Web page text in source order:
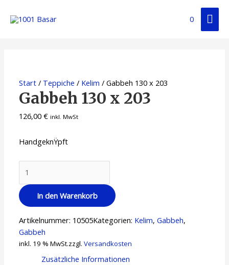
0
Start / Teppiche / Kelim / Gabbeh 130 x 203
Gabbeh 130 x 203
126,00€ inkl. MwSt
HandgeknŸpft
In den Warenkorb
Artikelnummer: 10505Kategorien: Kelim,Gabbeh,
Gabbeh
inkl. 19 % MwSt.zzgl.Versandkosten
Zusätzliche Informationen